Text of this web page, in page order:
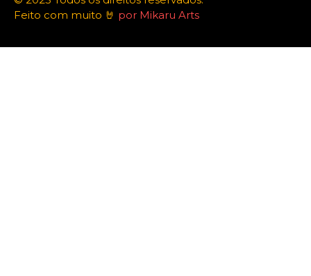
Feito com muito 🤘 por Mikaru Arts